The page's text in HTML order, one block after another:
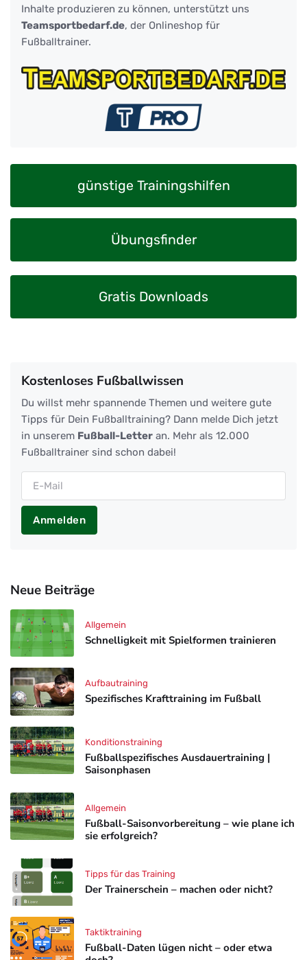
Inhalte produzieren zu können, unterstützt uns
Teamsportbedarf.de, der Onlineshop für
Fußballtrainer.
günstige Trainingshilfen
Übungsfinder
Gratis Downloads
Kostenloses Fußballwissen
Du willst mehr spannende Themen und weitere gute
Tipps für Dein Fußballtraining? Dann melde Dich jetzt
in unserem Fußball-Letter an. Mehr als 12.000
Fußballtrainer sind schon dabei!
Anmelden
Neue Beiträge
Schnelligkeit mit Spielformen trainieren
Allgemein
Spezifisches Krafttraining im Fußball
Aufbautraining
Fußballspezifisches Ausdauertraining |
Saisonphasen
Konditionstraining
Fußball-Saisonvorbereitung – wie plane ich
sie erfolgreich?
Allgemein
Der Trainerschein – machen oder nicht?
Tipps für das Training
Fußball-Daten lügen nicht – oder etwa
Taktiktraining